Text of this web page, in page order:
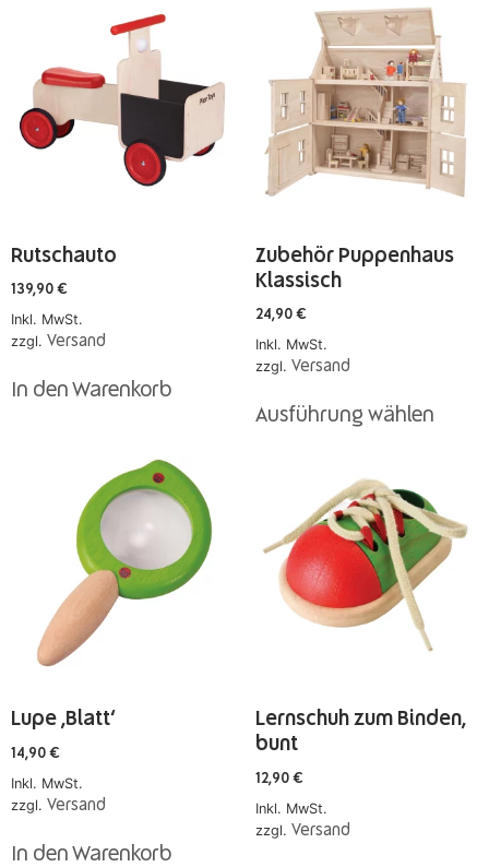
Rutschauto
139,90 €
Inkl. MwSt.
zzgl. Versand
In den Warenkorb
Zubehör Puppenhaus
Klassisch
24,90 €
Inkl. MwSt.
zzgl. Versand
Ausführung wählen
Lupe ‚Blatt‘
14,90 €
Inkl. MwSt.
zzgl. Versand
In den Warenkorb
Lernschuh zum Binden,
bunt
12,90 €
Inkl. MwSt.
zzgl. Versand